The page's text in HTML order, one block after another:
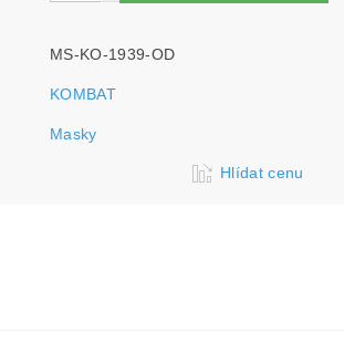
MS-KO-1939-OD
KOMBAT
Masky
Hlídat cenu